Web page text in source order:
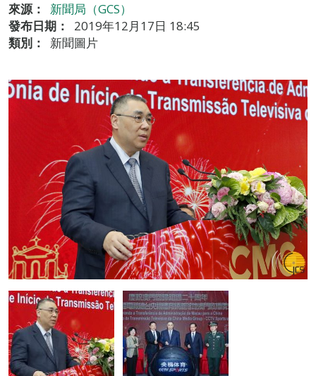
來源：
新聞局（GCS）
發布日期：
2019年12月17日 18:45
類別：
新聞圖片